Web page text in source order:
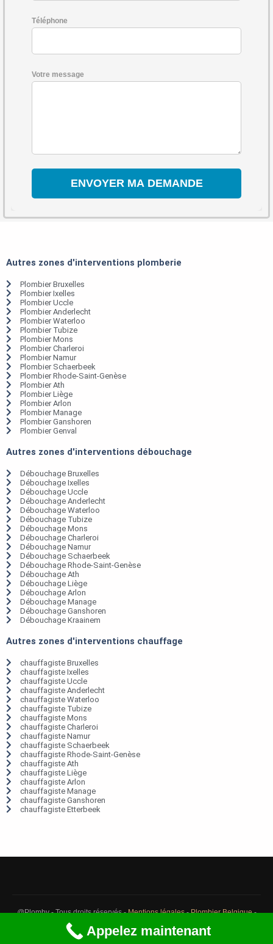
Téléphone
Votre message
Autres zones d'interventions plomberie
Plombier Bruxelles
Plombier Ixelles
Plombier Uccle
Plombier Anderlecht
Plombier Waterloo
Plombier Tubize
Plombier Mons
Plombier Charleroi
Plombier Namur
Plombier Schaerbeek
Plombier Rhode-Saint-Genèse
Plombier Ath
Plombier Liège
Plombier Arlon
Plombier Manage
Plombier Ganshoren
Plombier Genval
Autres zones d'interventions débouchage
Débouchage Bruxelles
Débouchage Ixelles
Débouchage Uccle
Débouchage Anderlecht
Débouchage Waterloo
Débouchage Tubize
Débouchage Mons
Débouchage Charleroi
Débouchage Namur
Débouchage Schaerbeek
Débouchage Rhode-Saint-Genèse
Débouchage Ath
Débouchage Liège
Débouchage Arlon
Débouchage Manage
Débouchage Ganshoren
Débouchage Kraainem
Autres zones d'interventions chauffage
chauffagiste Bruxelles
chauffagiste Ixelles
chauffagiste Uccle
chauffagiste Anderlecht
chauffagiste Waterloo
chauffagiste Tubize
chauffagiste Mons
chauffagiste Charleroi
chauffagiste Namur
chauffagiste Schaerbeek
chauffagiste Rhode-Saint-Genèse
chauffagiste Ath
chauffagiste Liège
chauffagiste Arlon
chauffagiste Manage
chauffagiste Ganshoren
chauffagiste Etterbeek
@Plomby - Tous droits réservés -Mentions légales-Plombier Belgique-
Débouchage Belgique
Appelez maintenant